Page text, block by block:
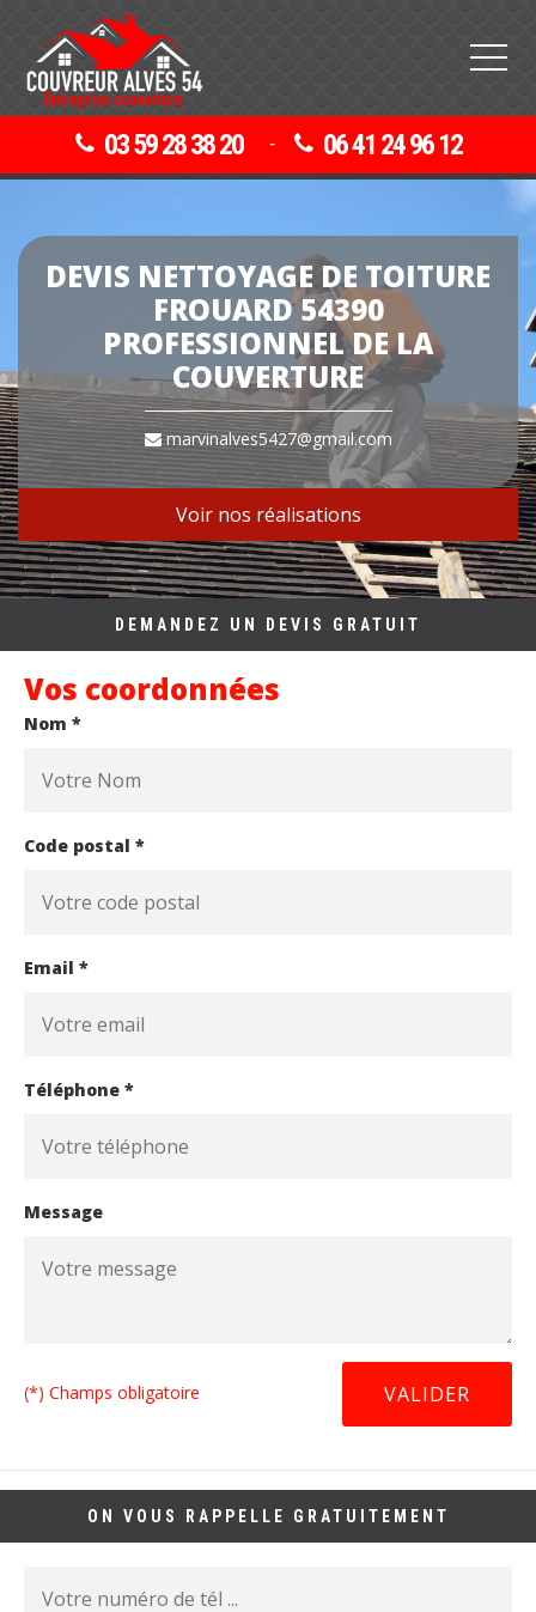
03 59 28 38 20 - 06 41 24 96 12
DEVIS NETTOYAGE DE TOITURE
FROUARD 54390
PROFESSIONNEL DE LA
COUVERTURE
marvinalves5427@gmail.com
Voir nos réalisations
DEMANDEZ UN DEVIS GRATUIT
Vos coordonnées
Nom *
Code postal *
Email *
Téléphone *
Message
(*) Champs obligatoire
ON VOUS RAPPELLE GRATUITEMENT